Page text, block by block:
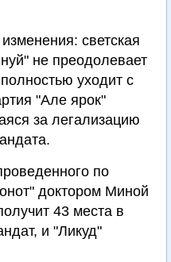
светская
не преодолевает
уходит с
"Але ярок"
за легализацию
по
доктором Миной
43 места в
и "Ликуд"